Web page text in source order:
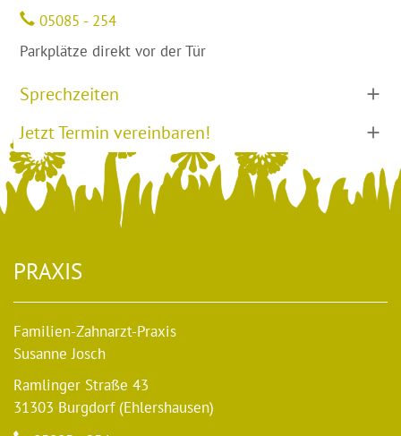
05085 - 254
Parkplätze direkt vor der Tür
Sprechzeiten
Jetzt Termin vereinbaren!
PRAXIS
Familien-Zahnarzt-Praxis
Susanne Josch
Ramlinger Straße 43
31303 Burgdorf (Ehlershausen)